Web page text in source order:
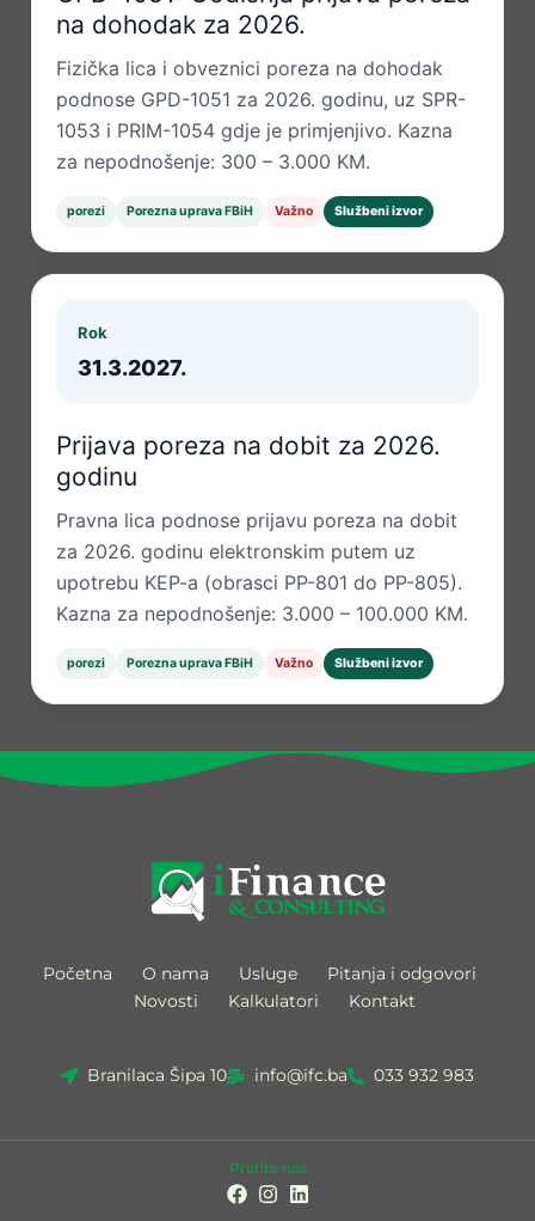
na dohodak za 2026.
Fizička lica i obveznici poreza na dohodak
podnose GPD-1051 za 2026. godinu, uz SPR-
1053 i PRIM-1054 gdje je primjenjivo. Kazna
za nepodnošenje: 300 – 3.000 KM.
porezi Porezna uprava FBiH Važno Službeni izvor
Rok
31.3.2027.
Prijava poreza na dobit za 2026.
godinu
Pravna lica podnose prijavu poreza na dobit
za 2026. godinu elektronskim putem uz
upotrebu KEP-a (obrasci PP-801 do PP-805).
Kazna za nepodnošenje: 3.000 – 100.000 KM.
porezi Porezna uprava FBiH Važno Službeni izvor
Početna O nama Usluge
Pitanja i odgovori
Novosti
Kalkulatori Kontakt
Branilaca Šipa 10 info@ifc.ba 033 932 983
Pratite nas
F
I
L